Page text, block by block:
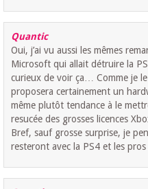
Quantic
Oui, j’ai vu aussi les mêmes
Microsoft qui allait détruire la
curieux de voir ça… Comme je
proposera certainement un
même plutôt tendance à le
resucée des grosses licences
Bref, sauf grosse surprise, je
resteront avec la PS4 et les